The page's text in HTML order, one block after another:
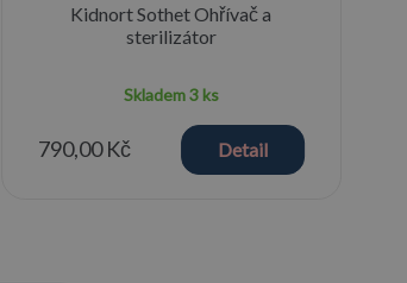
Kidnort Sothet Ohřívač a
sterilizátor
Skladem3 ks
790,00 Kč Detail